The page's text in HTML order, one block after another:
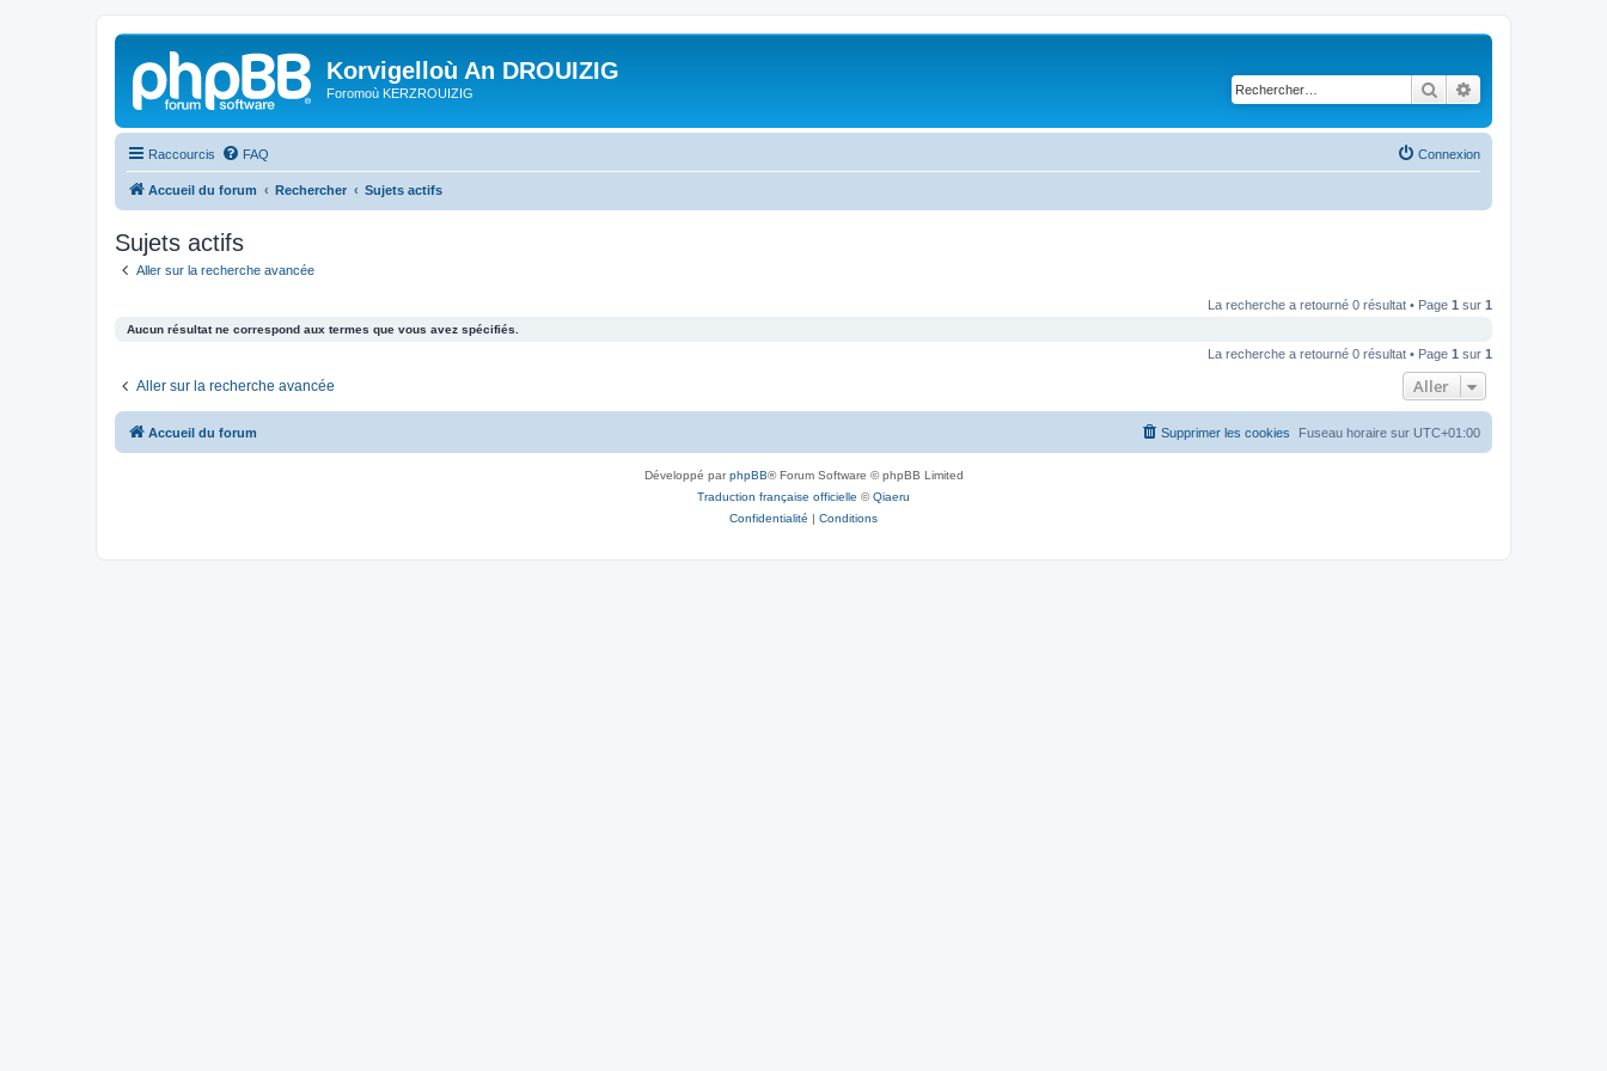
Korvigelloù An DROUIZIG
Foromoù KERZROUIZIG Rechercher
Raccourcis FAQ Connexion
Accueil du forum Rechercher Sujets actifs
Sujets actifs
Aller sur la recherche avancée
La recherche a retourné 0 résultat • Page 1 sur 1
Aucun résultat ne correspond aux termes que vous avez spécifiés.
La recherche a retourné 0 résultat • Page 1 sur 1
Aller sur la recherche avancée Aller
Accueil du forum Fuseau horaire sur UTC+01:00
Supprimer les cookies
Développé parphpBB® Forum Software © phpBB Limited
Traduction française officielle ©Qiaeru
Confidentialité | Conditions